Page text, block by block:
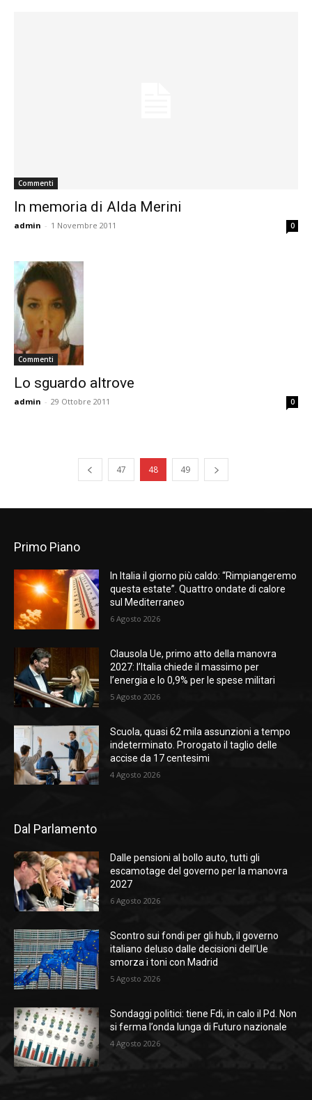
Commenti
In memoria di Alda Merini
admin - 1 Novembre 2011 0
Commenti
Lo sguardo altrove
admin - 29 Ottobre 2011 0
47 48 49
Primo Piano
In Italia il giorno più caldo: “Rimpiangeremo
questa estate”. Quattro ondate di calore
sul Mediterraneo
6 Agosto 2026
Clausola Ue, primo atto della manovra
2027: l’Italia chiede il massimo per
l’energia e lo 0,9% per le spese militari
5 Agosto 2026
Scuola, quasi 62 mila assunzioni a tempo
indeterminato. Prorogato il taglio delle
accise da 17 centesimi
4 Agosto 2026
Dal Parlamento
Dalle pensioni al bollo auto, tutti gli
escamotage del governo per la manovra
2027
6 Agosto 2026
Scontro sui fondi per gli hub, il governo
italiano deluso dalle decisioni dell’Ue
smorza i toni con Madrid
5 Agosto 2026
Sondaggi politici: tiene Fdi, in calo il Pd. Non
si ferma l’onda lunga di Futuro nazionale
4 Agosto 2026